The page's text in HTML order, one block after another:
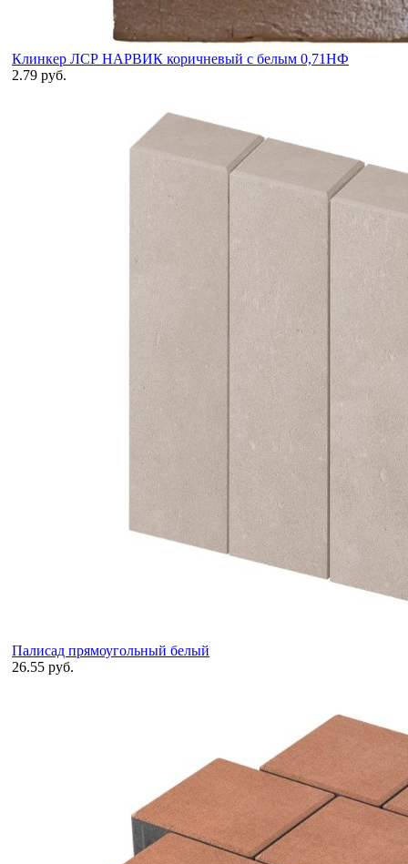
Клинкер ЛСР НАРВИК коричневый с белым 0,71НФ
2.79 руб.
Палисад прямоугольный белый
26.55 руб.